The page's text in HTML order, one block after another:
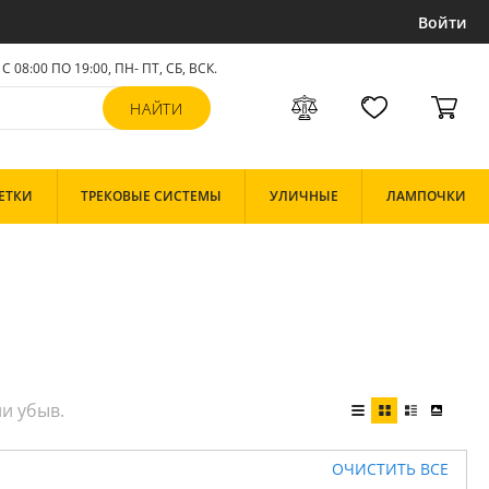
Войти
С 08:00 ПО 19:00, ПН- ПТ, СБ, ВСК.
ТРЕКОВЫЕ СИСТЕМЫ УЛИЧНЫЕ ЛАМПОЧКИ
ОЧИСТИТЬ ВСЕ